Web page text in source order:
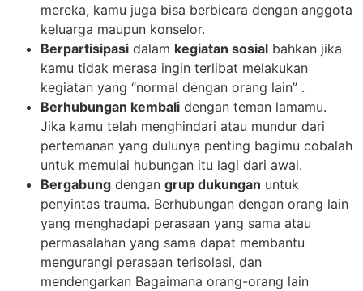
mereka, kamu juga bisa berbicara dengan anggota
keluarga maupun konselor.
Berpartisipasi dalam kegiatan sosial bahkan jika
kamu tidak merasa ingin terlibat melakukan
kegiatan yang “normal dengan orang lain” .
Berhubungan kembali dengan teman lamamu.
Jika kamu telah menghindari atau mundur dari
pertemanan yang dulunya penting bagimu cobalah
untuk memulai hubungan itu lagi dari awal.
Bergabung dengan grup dukungan untuk
penyintas trauma. Berhubungan dengan orang lain
yang menghadapi perasaan yang sama atau
permasalahan yang sama dapat membantu
mengurangi perasaan terisolasi, dan
mendengarkan Bagaimana orang-orang lain